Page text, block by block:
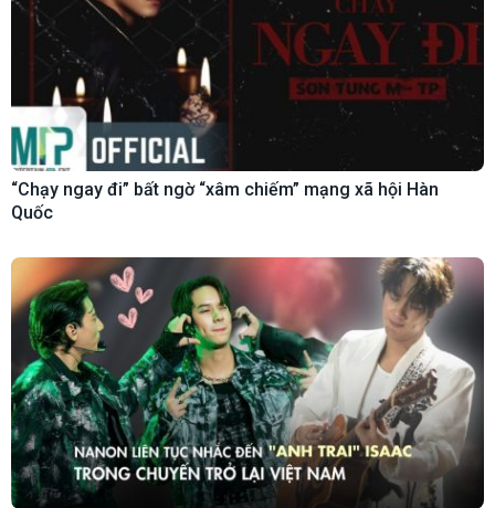
“Chạy ngay đi” bất ngờ “xâm chiếm” mạng xã hội Hàn
Quốc